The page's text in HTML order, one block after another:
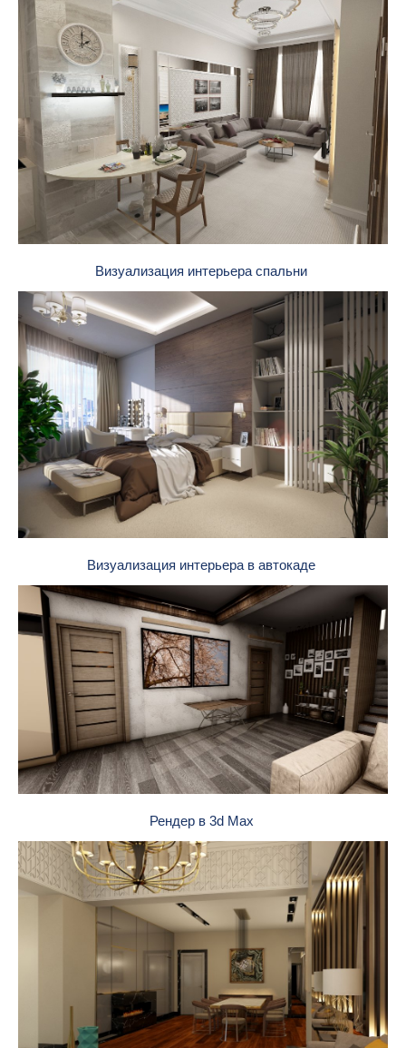
Визуализация интерьера спальни
Визуализация интерьера в автокаде
Рендер в 3d Max